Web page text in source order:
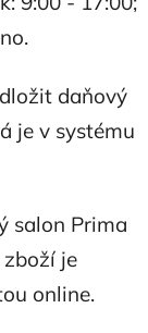
daňový
je v systému
salon Prima
zboží je
online.